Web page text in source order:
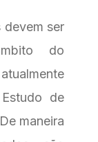
ser
do
de
maneira